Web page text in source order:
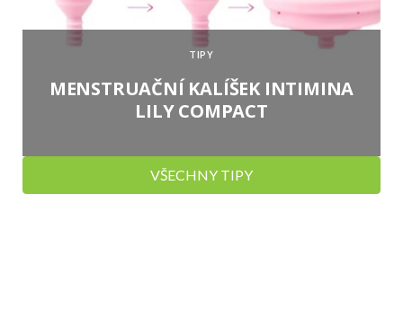
TIPY
MENSTRUAČNÍ KALÍŠEK INTIMINA
LILY COMPACT
VŠECHNY TIPY